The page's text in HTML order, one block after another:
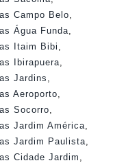
Campo Belo
Água Funda
Itaim Bibi
Ibirapuera
Jardins
Aeroporto
Socorro
Jardim América
Jardim Paulista
Cidade Jardim